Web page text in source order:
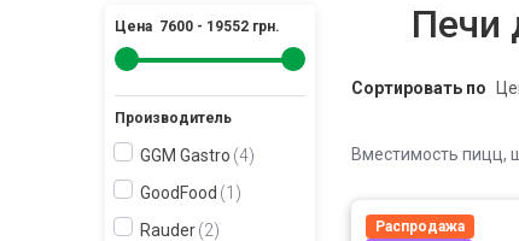
Цена 7600 - 19552 грн.
Производитель
GGM Gastro 4
GoodFood
1
Rauder 2
Печи
Сортировать по
Вместимость пицц,
Распродажа